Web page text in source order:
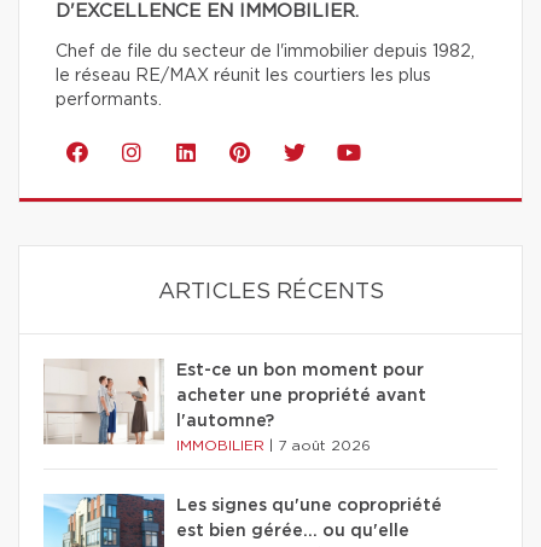
D'EXCELLENCE EN IMMOBILIER.
Chef de file du secteur de l'immobilier depuis 1982,
le réseau RE/MAX réunit les courtiers les plus
performants.
ARTICLES RÉCENTS
Est-ce un bon moment pour
acheter une propriété avant
l'automne?
IMMOBILIER 7 août 2026
Les signes qu'une copropriété
est bien gérée… ou qu'elle